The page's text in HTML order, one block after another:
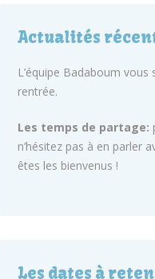
Actualités
L’équipe Badaboum
rentrée.
Les temps de partage:
n’hésitez pas à en parler
êtes les bienvenus !
Les dates à